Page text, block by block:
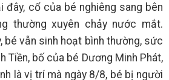
đây, cổ của bé nghiêng sang bên
thường xuyên chảy nước mắt.
bé vẫn sinh hoạt bình thường, sức
Tiền, bố của bé Dương Minh Phát,
là vị trí mà ngày 8/8, bé bị người